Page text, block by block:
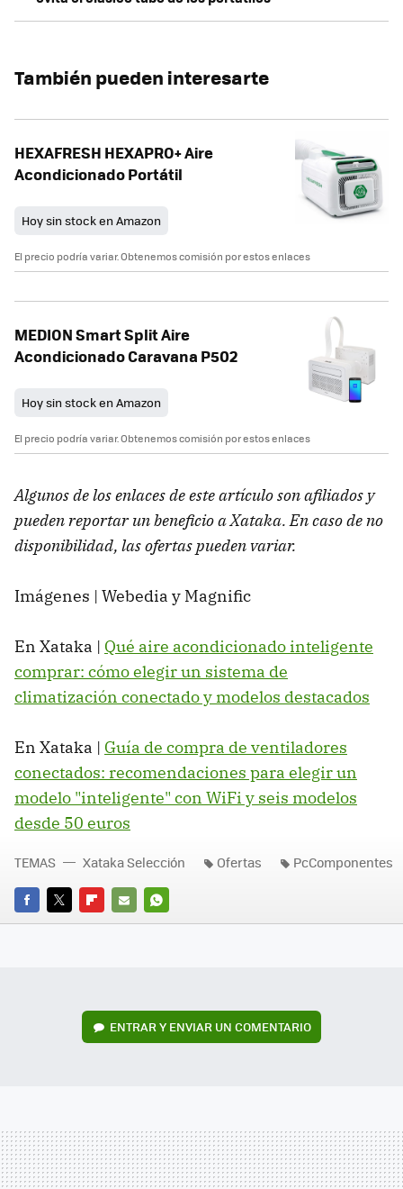
También pueden interesarte
HEXAFRESH HEXAPRO+ Aire
Acondicionado Portátil
Hoy sin stock en Amazon
El precio podría variar. Obtenemos comisión por estos enlaces
MEDION Smart Split Aire
Acondicionado Caravana P502
Hoy sin stock en Amazon
El precio podría variar. Obtenemos comisión por estos enlaces
Algunos de los enlaces de este artículo son afiliados y
pueden reportar un beneficio a Xataka. En caso de no
disponibilidad, las ofertas pueden variar.
Imágenes | Webedia y Magnific
En Xataka | Qué aire acondicionado inteligente
comprar: cómo elegir un sistema de
climatización conectado y modelos destacados
En Xataka | Guía de compra de ventiladores
conectados: recomendaciones para elegir un
modelo "inteligente" con WiFi y seis modelos
desde 50 euros
FACEBOOK
TWITTERFLIPBOARD
E-
WHATSAPP
TEMAS Xataka Selección Ofertas PcComponentes
ENTRAR Y ENVIAR UN COMENTARIO